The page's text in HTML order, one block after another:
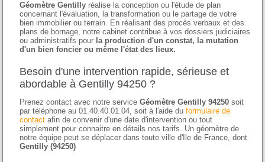
Géomètre Gentilly réalise la conception ou l'étude de plan
concernant l'évaluation, la transformation ou le partage de votre
bien immobilier ou terrain. En réalisant des procès verbaux et des
plans de bornage, notre cabinet contribue à vos dossiers judiciaires
ou administratifs pour la production d'un constat, la mutation
d'un bien foncier ou même l'état des lieux.
Besoin d'une intervention rapide, sérieuse et
abordable à Gentilly 94250 ?
Prenez contact avec notre serviceGéomètre Gentilly 94250 soit
par téléphone au 01.40.40.01.04, soit à l'aide duformulaire de
contact afin de convenir d'une date d'intervention ou tout
simplement pour connaitre en détails nos tarifs. Un géomètre de
notre équipe peut se déplacer dans toute ville d'Ile de France, dont
Gentilly (94250)